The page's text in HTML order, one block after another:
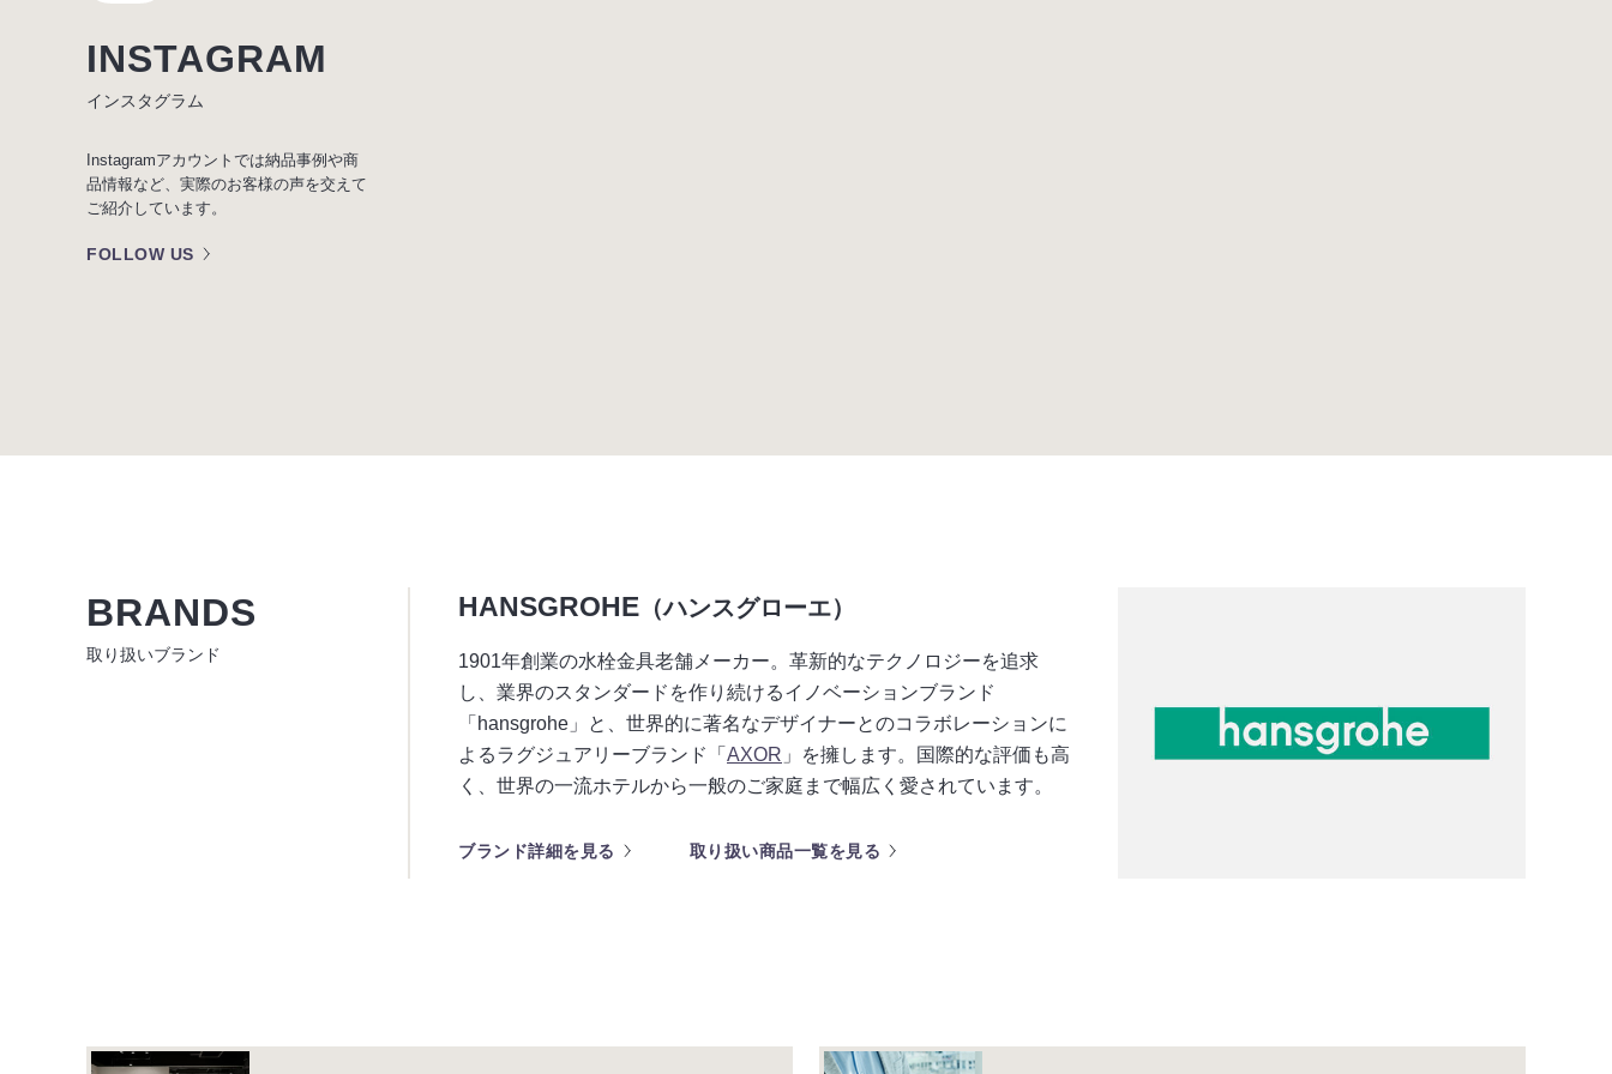
INSTAGRAM
インスタグラム
Instagramアカウントでは納品事例や商
品情報など、実際のお客様の声を交えて
ご紹介しています。
FOLLOW US
BRANDS
取り扱いブランド
HANSGROHE （ハンスグローエ）
1901年創業の水栓金具老舗メーカー。革新的なテクノロジーを追求
し、業界のスタンダードを作り続けるイノベーションブランド
「hansgrohe」と、世界的に著名なデザイナーとのコラボレーションに
よるラグジュアリーブランド「AXOR 」を擁します。国際的な評価も高
く、世界の一流ホテルから一般のご家庭まで幅広く愛されています。
ブランド詳細を見る 取り扱い商品一覧を見る